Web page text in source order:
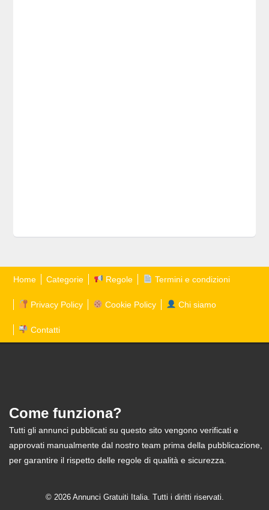
Home Categorie Regole Termini e condizioni
Privacy Policy Cookie Policy Chi siamo
Contatti
Come funziona?
Tutti gli annunci pubblicati su questo sito vengono verificati e
approvati manualmente dal nostro team prima della pubblicazione,
per garantire il rispetto delle regole di qualità e sicurezza.
© 2026 Annunci Gratuiti Italia. Tutti i diritti riservati.